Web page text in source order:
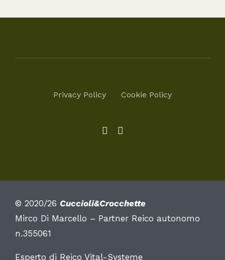
Privacy Policy Cookie Policy
© 2020/26 Cuccioli&Crocchette
Mirco Di Marcello – Partner Reico autonomo
n.355061
Esperto di Reico Vital-Systeme